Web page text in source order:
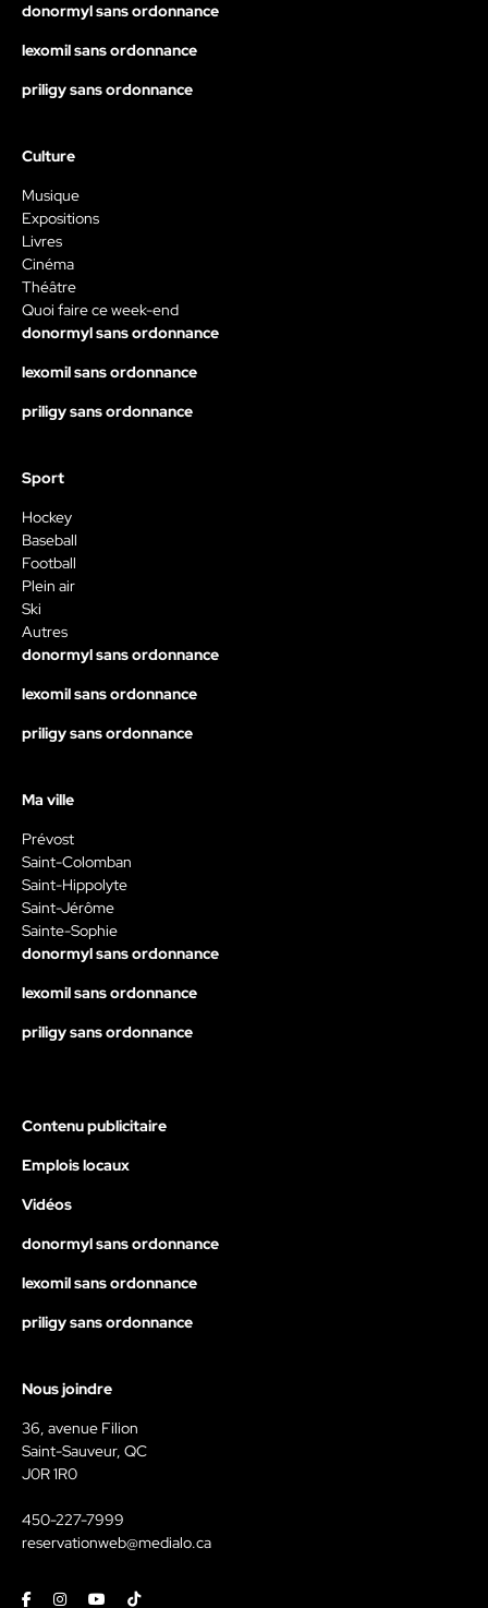
donormyl sans ordonnance
lexomil sans ordonnance
priligy sans ordonnance
Culture
Musique
Expositions
Livres
Cinéma
Théâtre
Quoi faire ce week-end
donormyl sans ordonnance
lexomil sans ordonnance
priligy sans ordonnance
Sport
Hockey
Baseball
Football
Plein air
Ski
Autres
donormyl sans ordonnance
lexomil sans ordonnance
priligy sans ordonnance
Ma ville
Prévost
Saint-Colomban
Saint-Hippolyte
Saint-Jérôme
Sainte-Sophie
donormyl sans ordonnance
lexomil sans ordonnance
priligy sans ordonnance
Contenu publicitaire
Emplois locaux
Vidéos
donormyl sans ordonnance
lexomil sans ordonnance
priligy sans ordonnance
Nous joindre
36, avenue Filion
Saint-Sauveur, QC
J0R 1R0
450-227-7999
reservationweb@medialo.ca
FacebookInstagramYoutubeTiktok